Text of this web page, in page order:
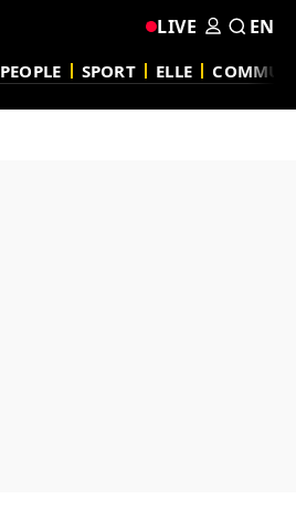
PEOPLE SPORT ELLE
LIVE EN